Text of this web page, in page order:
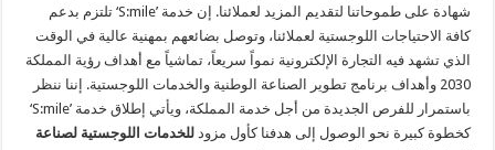
شهادة على طموحاتنا لتقديم المزيد لعملائنا. إن خدمة ’S:mile‘ تلتزم بدعم
كافة الاحتياجات اللوجستية لعملائنا، وتوصل بضائعهم بمهنية عالية في الوقت
الذي تشهد فيه التجارة الإلكترونية نمواً سريعاً، تماشياً مع أهداف رؤية المملكة
2030 وأهداف برنامج تطوير الصناعة الوطنية والخدمات اللوجستية. إننا ننظر
باستمرار للفرص الجديدة من أجل خدمة المملكة، ويأتي إطلاق خدمة ’S:mile‘
كخطوة كبيرة نحو الوصول إلى هدفنا كأول مزود للخدمات اللوجستية لصناعة